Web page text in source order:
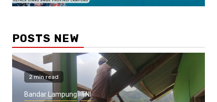
POSTS NEW
2 min read
Bandar Lampung TNI